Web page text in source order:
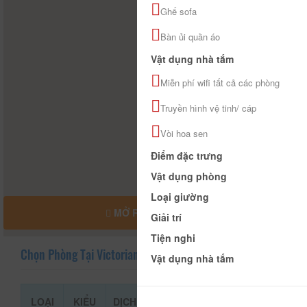
MỞ RỘNG BẢN ĐỒ
Chọn Phòng Tại Victorian Hotel
LOẠI
KIỂU
DỊCH
Ghế sofa
Bàn ủi quần áo
Vật dụng nhà tắm
Miễn phí wifi tất cả các phòng
Truyền hình vệ tinh/ cáp
Vòi hoa sen
Điểm đặc trưng
Vật dụng phòng
Loại giường
Giải trí
Tiện nghi
Vật dụng nhà tắm